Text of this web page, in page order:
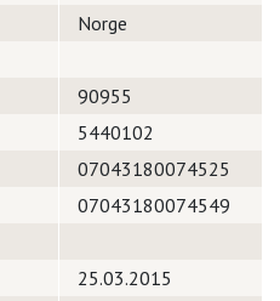
Norge
90955
5440102
07043180074525
07043180074549
25.03.2015